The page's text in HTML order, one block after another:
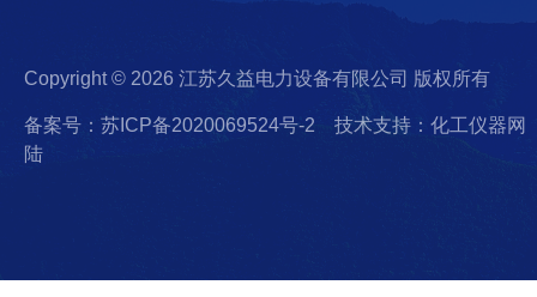
Copyright © 2026 江苏久益电力设备有限公司 版权所有
备案号：苏ICP备2020069524号-2
技术支持：化工仪器网
陆